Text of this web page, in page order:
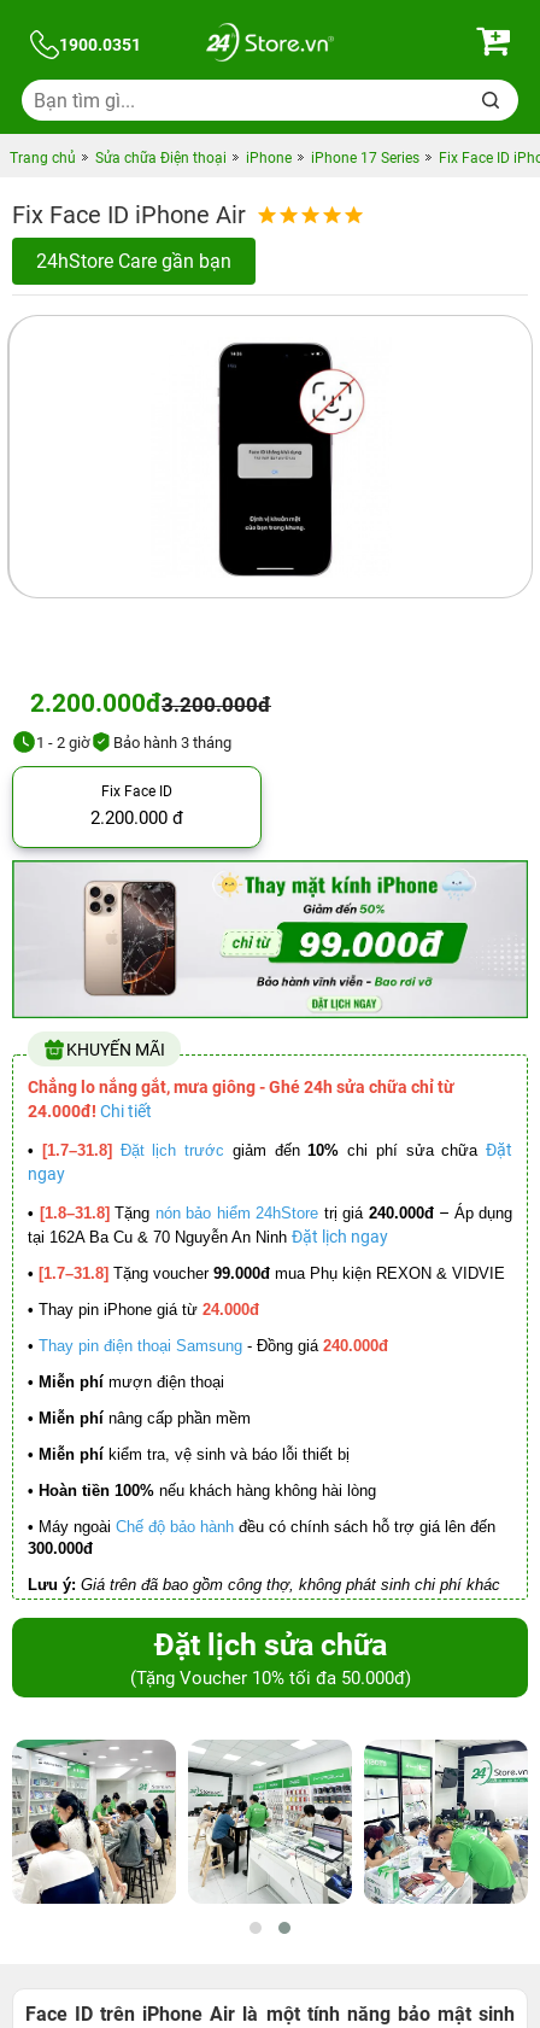
1900.0351
Trang chủ Sửa chữa Điện thoại iPhone iPhone 17 Series Fix Face ID
Fix Face ID iPhone Air
24hStore Care gần bạn
2.200.000đ3.200.000đ
1 - 2 giờ Bảo hành 3 tháng
Fix Face ID
2.200.000 đ
KHUYẾN MÃI
Chẳng lo nắng gắt, mưa giông - Ghé 24h sửa chữa chỉ từ
24.000đ! Chi tiết
• [1.7–31.8] Đặt lịch trước giảm đến10% chi phí sửa chữa Đặt
ngay
• [1.8–31.8] Tặng nón bảo hiểm 24hStore trị giá 240.000đ – Áp dụng
tại 162A Ba Cu & 70 Nguyễn An Ninh Đặt lịch ngay
• [1.7–31.8] Tặng voucher 99.000đ mua Phụ kiện REXON & VIDVIE
• Thay pin iPhone giá từ 24.000đ
• Thay pin điện thoại Samsung - Đồng giá 240.000đ
• Miễn phí mượn điện thoại
• Miễn phí nâng cấp phần mềm
• Miễn phí kiểm tra, vệ sinh và báo lỗi thiết bị
• Hoàn tiền 100% nếu khách hàng không hài lòng
• Máy ngoài Chế độ bảo hành đều có chính sách hỗ trợ giá lên đến
300.000đ
Lưu ý: Giá trên đã bao gồm công thợ, không phát sinh chi phí khác
Đặt lịch sửa chữa
(Tặng Voucher 10% tối đa 50.000đ)
Face ID trên iPhone Air là một tính năng bảo mật sinh